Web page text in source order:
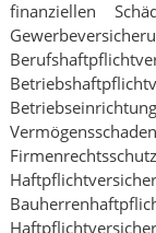
finanziellen